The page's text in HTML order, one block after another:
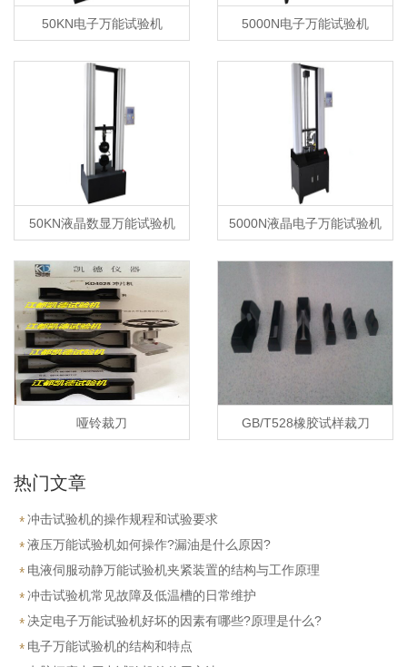
50KN电子万能试验机 5000N电子万能试验机
50KN液晶数显万能试验机 5000N液晶电子万能试验机
哑铃裁刀 GB/T528橡胶试样裁刀
热门文章
冲击试验机的操作规程和试验要求
液压万能试验机如何操作?漏油是什么原因?
电液伺服动静万能试验机夹紧装置的结构与工作原理
冲击试验机常见故障及低温槽的日常维护
决定电子万能试验机好坏的因素有哪些?原理是什么?
电子万能试验机的结构和特点